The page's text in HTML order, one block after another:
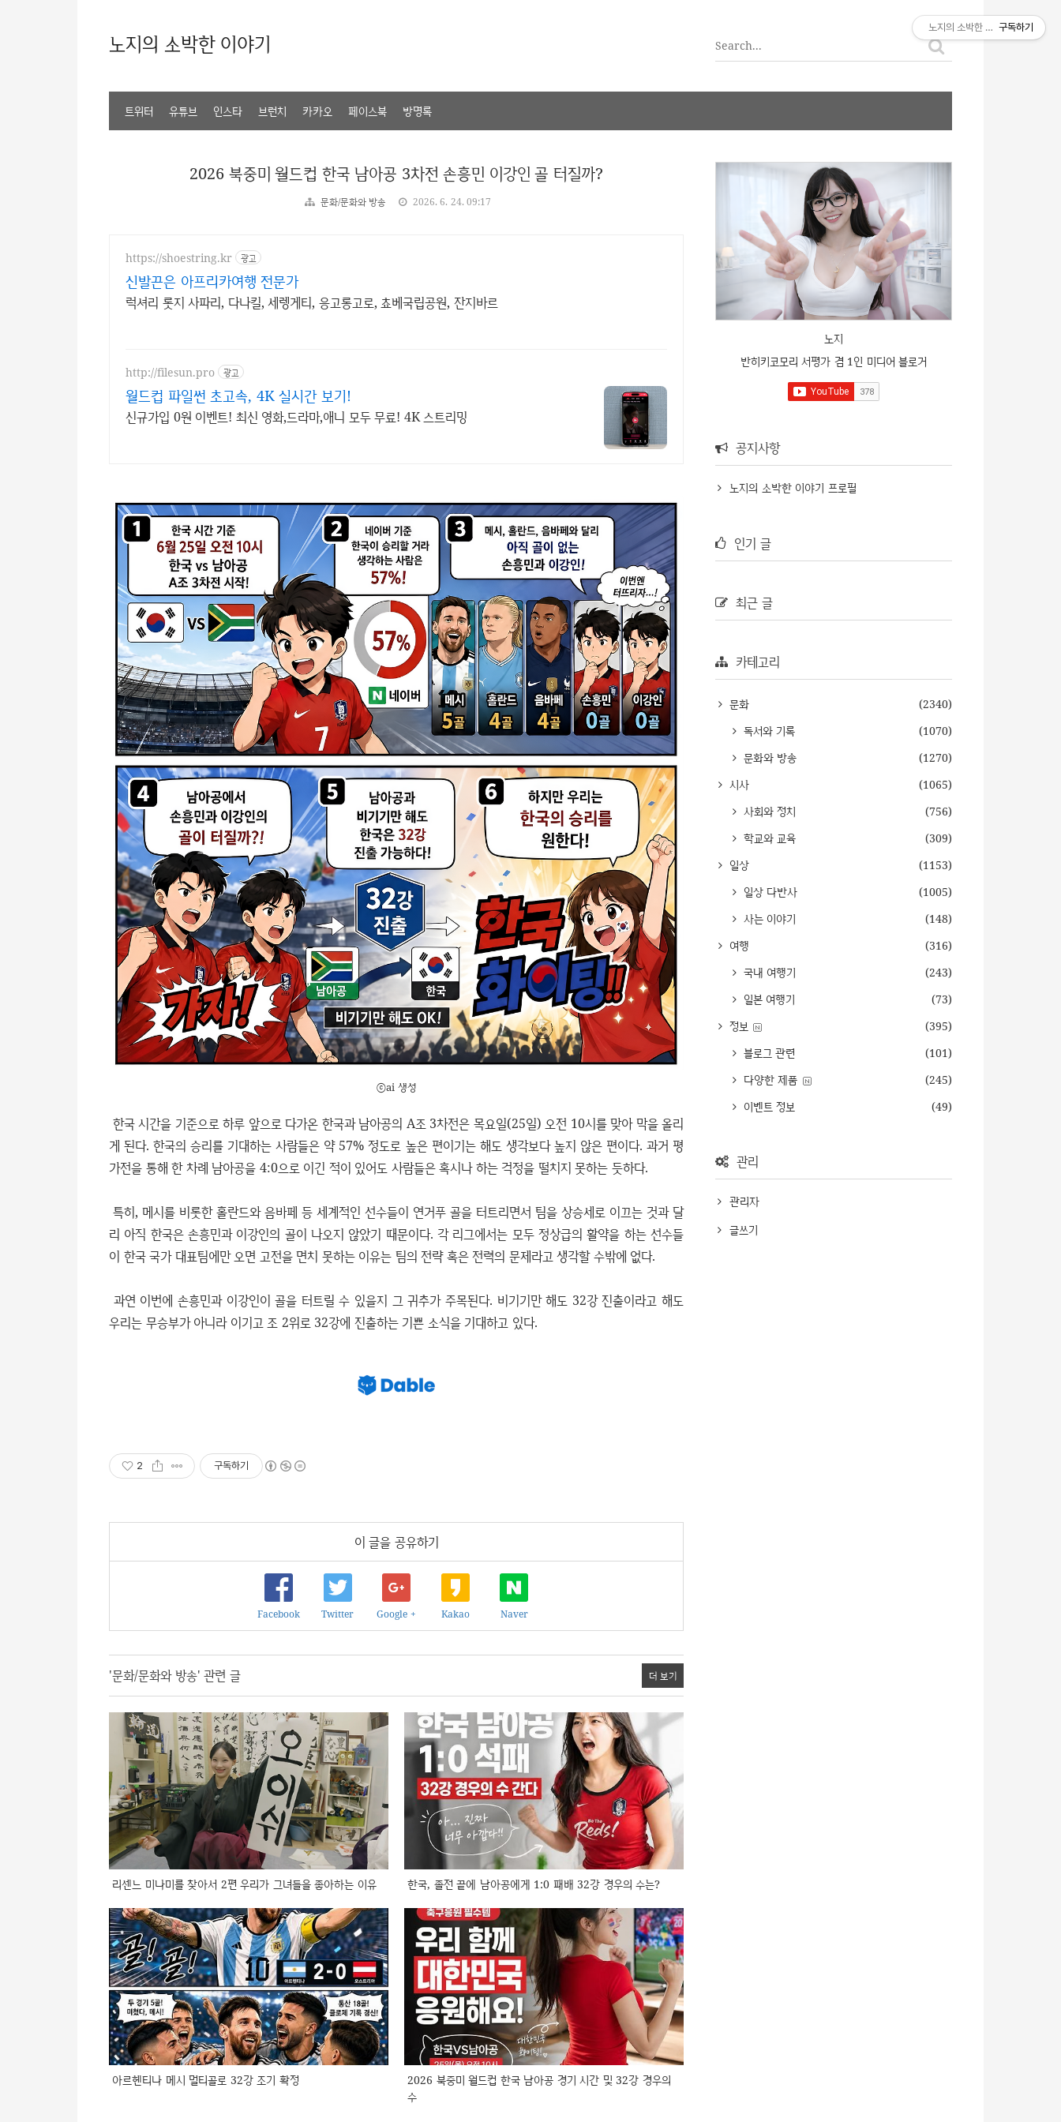
노지의 소박한 이야기
트위터 유튜브 인스타 브런치 카카오 페이스북 방명록
2026 북중미 월드컵 한국 남아공 3차전 손흥민 이강인 골 터질까?
문화/문화와 방송 2026. 6. 24. 09:17
https://shoestring.kr 광고
신발끈은 아프리카여행 전문가
럭셔리 롯지 사파리, 다나킬, 세렝게티, 응고롱고로, 쵸베국립공원, 잔지바르
http://filesun.pro 광고
월드컵 파일썬 초고속, 4K 실시간 보기!
신규가입 0원 이벤트! 최신 영화,드라마,애니 모두 무료! 4K 스트리밍
ⓒai 생성
한국 시간을 기준으로 하루 앞으로 다가온 한국과 남아공의 A조 3차전은 목요일(25일) 오전 10시를 맞아 막을 올리
게 된다. 한국의 승리를 기대하는 사람들은 약 57% 정도로 높은 편이기는 해도 생각보다 높지 않은 편이다. 과거 평
가전을 통해 한 차례 남아공을 4:0으로 이긴 적이 있어도 사람들은 혹시나 하는 걱정을 떨치지 못하는 듯하다.
특히, 메시를 비롯한 홀란드와 음바페 등 세계적인 선수들이 연거푸 골을 터트리면서 팀을 상승세로 이끄는 것과 달
리 아직 한국은 손흥민과 이강인의 골이 나오지 않았기 때문이다. 각 리그에서는 모두 정상급의 활약을 하는 선수들
이 한국 국가 대표팀에만 오면 고전을 면치 못하는 이유는 팀의 전략 혹은 전력의 문제라고 생각할 수밖에 없다.
과연 이번에 손흥민과 이강인이 골을 터트릴 수 있을지 그 귀추가 주목된다. 비기기만 해도 32강 진출이라고 해도
우리는 무승부가 아니라 이기고 조 2위로 32강에 진출하는 기쁜 소식을 기대하고 있다.
2 구독하기
이 글을 공유하기
Facebook Twitter Google + Kakao Naver
'문화/문화와 방송' 관련 글 더 보기
리센느 미나미를 찾아서 2편 우리가 그녀들을 좋아하는 이유 한국, 졸전 끝에 남아공에게 1:0 패배 32강 경우의 수는?
아르헨티나 메시 멀티골로 32강 조기 확정
2026 북중미 월드컵 한국 남아공 경기 시간 및 32강 경우의
수
노지
반히키코모리 서평가 겸 1인 미디어 블로거
공지사항
노지의 소박한 이야기 프로필
인기 글
최근 글
카테고리
문화
(2340)
독서와 기록
(1070)
문화와 방송
(1270)
시사
(1065)
사회와 정치
(756)
학교와 교육
(309)
일상
(1153)
일상 다반사
(1005)
사는 이야기
(148)
여행
(316)
국내 여행기
(243)
일본 여행기
(73)
정보
(395)
블로그 관련
(101)
다양한 제품
(245)
이벤트 정보
(49)
관리
관리자
글쓰기
노지의 소박한 이야기구독하기